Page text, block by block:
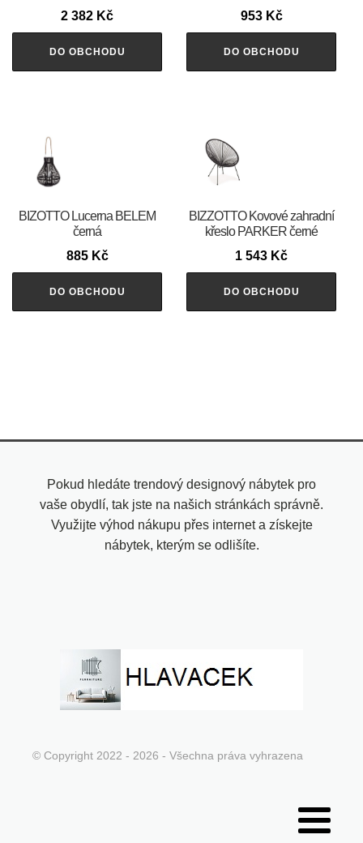
2 382 Kč
DO OBCHODU
953 Kč
DO OBCHODU
BIZOTTO Lucerna BELEM
černá
885 Kč
DO OBCHODU
BIZZOTTO Kovové zahradní
křeslo PARKER černé
1 543 Kč
DO OBCHODU
Pokud hledáte trendový designový nábytek pro
vaše obydlí, tak jste na našich stránkách správně.
Využijte výhod nákupu přes internet a získejte
nábytek, kterým se odlišíte.
© Copyright 2022 - 2026 - Všechna práva vyhrazena